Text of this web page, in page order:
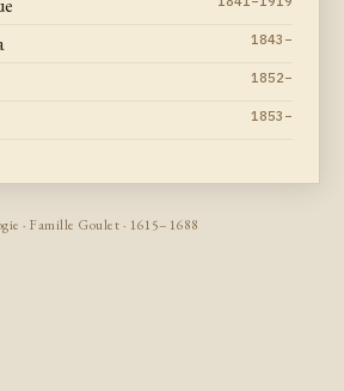
1843–
1852–
1853–
· Famille Goulet · 1615–1688